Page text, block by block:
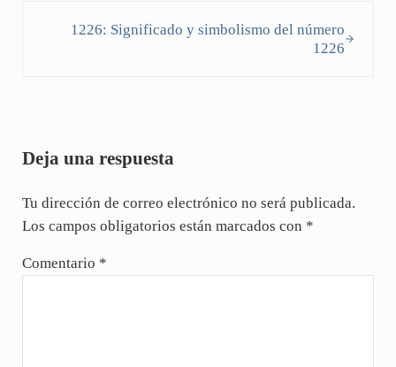
1226: Significado y simbolismo del número
1226
Deja una respuesta
Tu dirección de correo electrónico no será publicada.
Los campos obligatorios están marcados con *
Comentario *